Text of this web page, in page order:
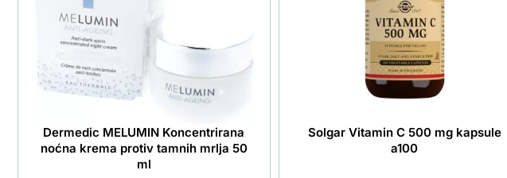
Dermedic MELUMIN Koncentrirana
noćna krema protiv tamnih mrlja 50
ml
Solgar Vitamin C 500 mg kapsule
a100